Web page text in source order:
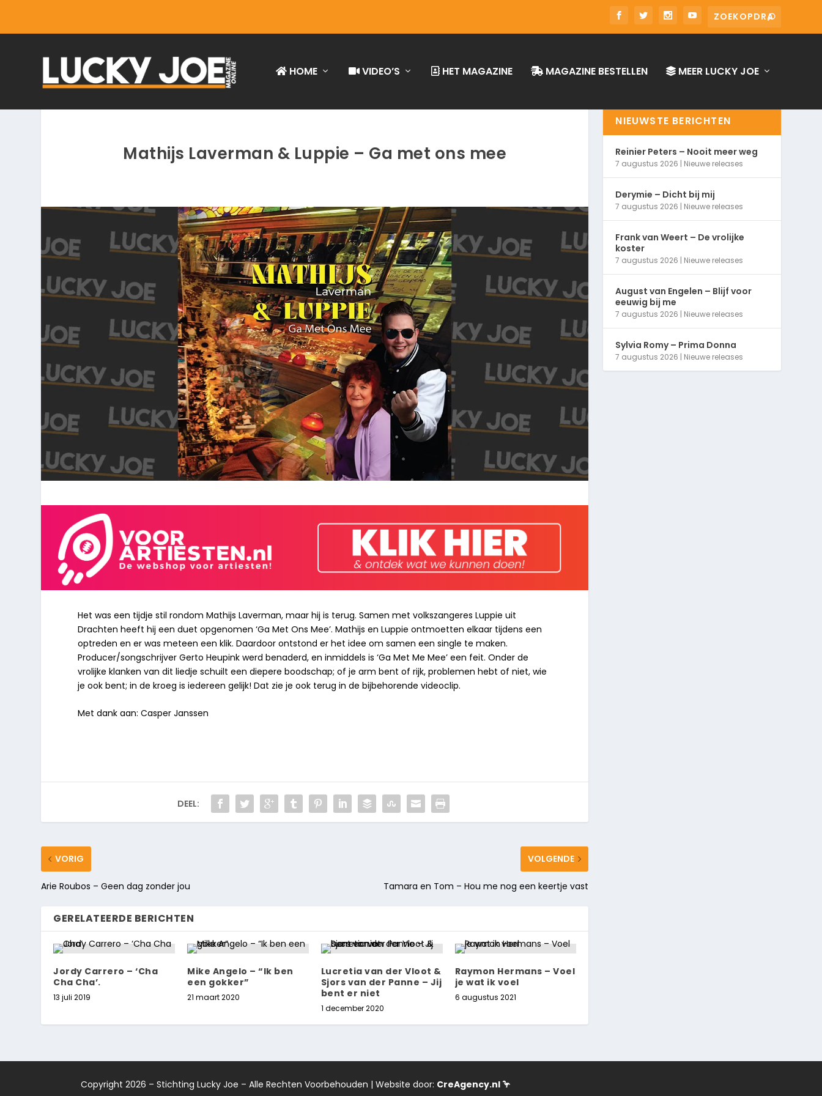
HOME VIDEO’S HET MAGAZINE MAGAZINE BESTELLEN MEER LUCKY JOE
Mathijs Laverman & Luppie – Ga met ons mee
Het was een tijdje stil rondom Mathijs Laverman, maar hij is terug. Samen met volkszangeres Luppie uit
Drachten heeft hij een duet opgenomen ‘Ga Met Ons Mee’. Mathijs en Luppie ontmoetten elkaar tijdens een
optreden en er was meteen een klik. Daardoor ontstond er het idee om samen een single te maken.
Producer/songschrijver Gerto Heupink werd benaderd, en inmiddels is ‘Ga Met Me Mee’ een feit. Onder de
vrolijke klanken van dit liedje schuilt een diepere boodschap; of je arm bent of rijk, problemen hebt of niet, wie
je ook bent; in de kroeg is iedereen gelijk! Dat zie je ook terug in de bijbehorende videoclip.
Met dank aan: Casper Janssen
DEEL:
VORIG
Arie Roubos – Geen dag zonder jou
VOLGENDE
Tamara en Tom – Hou me nog een keertje vast
GERELATEERDE BERICHTEN
Jordy Carrero – ‘Cha
Cha Cha’.
13 juli 2019
Mike Angelo – “Ik ben
een gokker”
21 maart 2020
Lucretia van der Vloot &
Sjors van der Panne – Jij
bent er niet
1 december 2020
Raymon Hermans – Voel
je wat ik voel
6 augustus 2021
NIEUWSTE BERICHTEN
Reinier Peters – Nooit meer weg
7 augustus 2026 | Nieuwe releases
Derymie – Dicht bij mij
7 augustus 2026 | Nieuwe releases
Frank van Weert – De vrolijke
koster
7 augustus 2026 | Nieuwe releases
August van Engelen – Blijf voor
eeuwig bij me
7 augustus 2026 | Nieuwe releases
Sylvia Romy – Prima Donna
7 augustus 2026 | Nieuwe releases
Copyright 2026 – Stichting Lucky Joe – Alle Rechten Voorbehouden | Website door: CreAgency.nl 🦩